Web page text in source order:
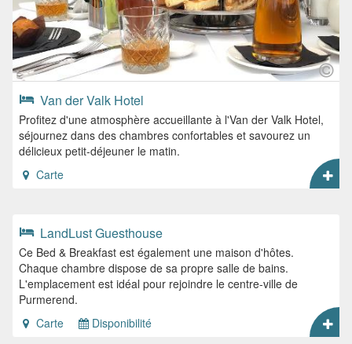
Van der Valk Hotel
Profitez d'une atmosphère accueillante à l'Van der Valk Hotel,
séjournez dans des chambres confortables et savourez un
délicieux petit-déjeuner le matin.
Carte
LandLust Guesthouse
Ce Bed & Breakfast est également une maison d'hôtes.
Chaque chambre dispose de sa propre salle de bains.
L'emplacement est idéal pour rejoindre le centre-ville de
Purmerend.
Carte
Disponibilité